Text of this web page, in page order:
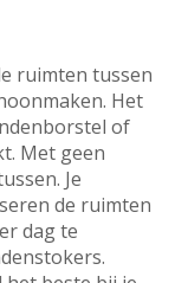
ruimten tussen
Het
of
Met geen
Je
de ruimten
dag te